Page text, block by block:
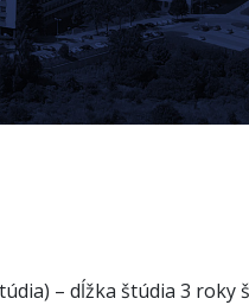
– dĺžka štúdia 3 roky